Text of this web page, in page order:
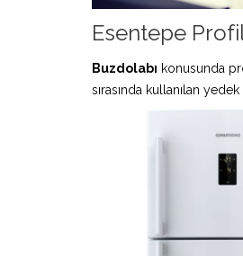
Esentepe
Buzdolabı konusunda
sırasında kullanılan